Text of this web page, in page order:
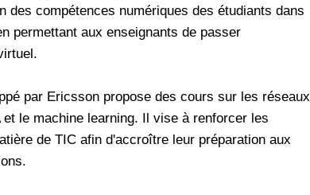
des compétences numériques des étudiants dans
permettant aux enseignants de passer
par Ericsson propose des cours sur les réseaux
le machine learning. Il vise à renforcer les
de TIC afin d'accroître leur préparation aux